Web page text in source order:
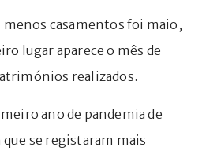
menos casamentos foi maio,
lugar aparece o mês de
realizados.
ano de pandemia de
se registaram mais